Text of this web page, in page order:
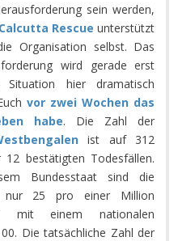
sein werden,
Calcutta Rescue unterstützt
Organisation selbst. Das
wird gerade erst
hier dramatisch
vor zwei Wochen das
habe. Die Zahl der
ist auf 312
bestätigten Todesfällen.
Bundesstaat sind die
nur 25 pro einer Million
mit einem nationalen
Die tatsächliche Zahl der